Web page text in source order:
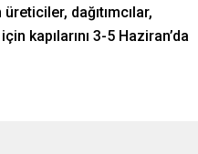
dağıtımcılar,
kapılarını 3-5 Haziran’da